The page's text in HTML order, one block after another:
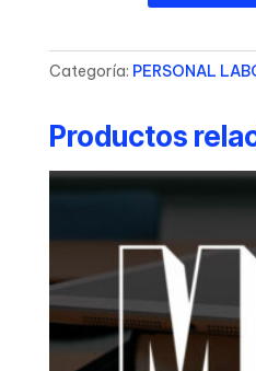
Categoría: PERSONAL
Productos